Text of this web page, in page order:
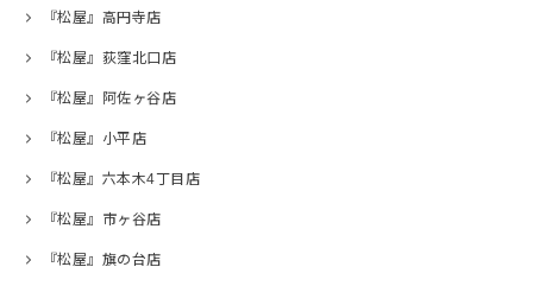
『松屋』高円寺店
『松屋』荻窪北口店
『松屋』阿佐ヶ谷店
『松屋』小平店
『松屋』六本木4丁目店
『松屋』市ヶ谷店
『松屋』旗の台店